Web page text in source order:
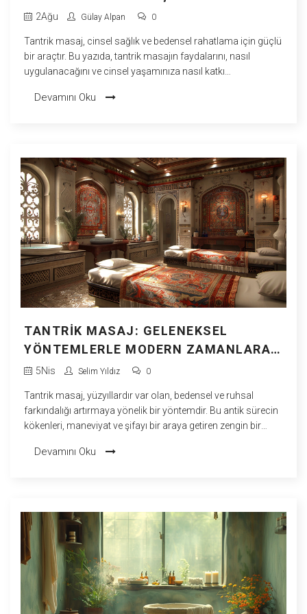
2Ağu Gülay Alpan 0
Tantrik masaj, cinsel sağlık ve bedensel rahatlama için güçlü
bir araçtır. Bu yazıda, tantrik masajın faydalarını, nasıl
uygulanacağını ve cinsel yaşamınıza nasıl katkı
değil, ruhsal bir deneyim sunar. Kendinizi ve partnerinizi daha
Devamını Oku
TANTRIK MASAJ: GELENEKSEL
YÖNTEMLERLE MODERN ZAMANLARA
DOKUNUŞ
5Nis Selim Yıldız 0
Tantrik masaj, yüzyıllardır var olan, bedensel ve ruhsal
farkındalığı artırmaya yönelik bir yöntemdir. Bu antik sürecin
kökenleri, maneviyat ve şifayı bir araya getiren zengin bir
yorgunlukla mücadelede bireylere yardımcı olan bu
bilgiler sunmaktadır.
Devamını Oku